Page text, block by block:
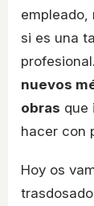
empleado,
si es una
nuevos
obras que
hacer con
Hoy os
trasdosado